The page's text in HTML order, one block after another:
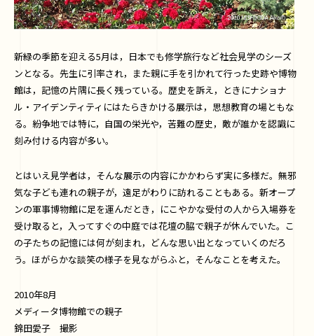
新緑の季節を迎える5月は，日本でも修学旅行など社会見学のシーズ
ンとなる。先生に引率され，また親に手を引かれて行った史跡や博物
館は，記憶の片隅に長く残っている。歴史を訴え，ときにナショナ
ル・アイデンティティにはたらきかける展示は，思想教育の場ともな
る。紛争地では特に，自国の栄光や，苦難の歴史，敵が誰かを認識に
刻み付ける内容が多い。
とはいえ見学者は，そんな展示の内容にかかわらず実に多様だ。無邪
気な子ども連れの親子が，遠足がわりに訪れることもある。新オープ
ンの軍事博物館に足を運んだとき，にこやかな受付の人から入場券を
受け取ると，入ってすぐの中庭では花壇の脇で親子が休んでいた。こ
の子たちの記憶には何が刻まれ，どんな思い出となっていくのだろ
う。ほがらかな談笑の様子を見ながらふと，そんなことを考えた。
2010年8月
メディータ博物館での親子
錦田愛子 撮影